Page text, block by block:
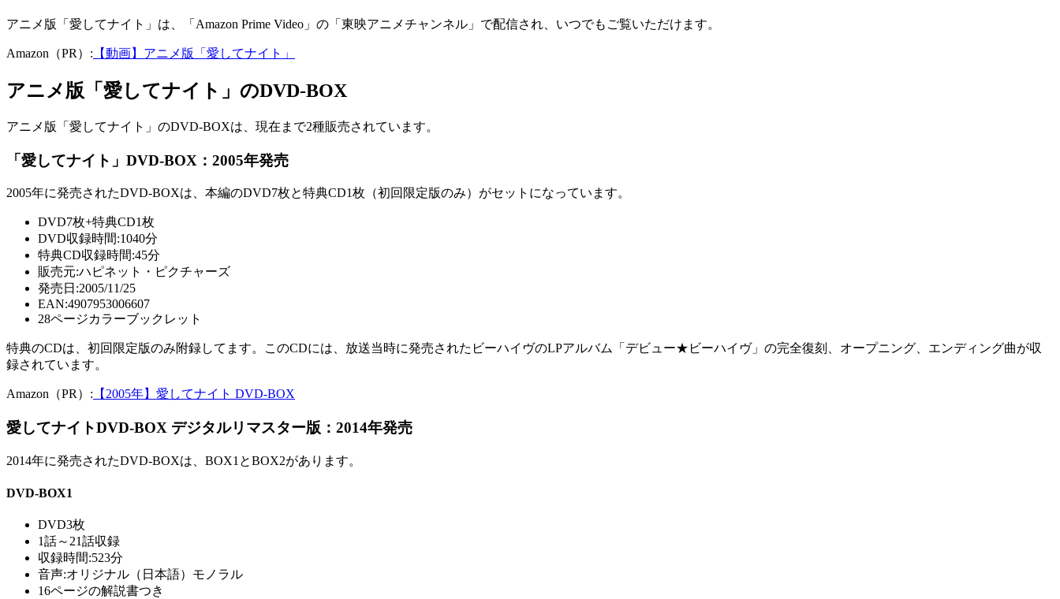
アニメ版「愛してナイト」は、「Amazon Prime Video」の「東映アニメチャンネル」で配信され、いつでもご覧いただけます。
Amazon（PR）: 【動画】アニメ版「愛してナイト」
アニメ版「愛してナイト」のDVD-BOX
アニメ版「愛してナイト」のDVD-BOXは、現在まで2種販売されています。
「愛してナイト」DVD-BOX：2005年発売
2005年に発売されたDVD-BOXは、本編のDVD7枚と特典CD1枚（初回限定版のみ）がセットになっています。
DVD7枚+特典CD1枚
DVD収録時間:1040分
特典CD収録時間:45分
販売元:ハピネット・ピクチャーズ
発売日:2005/11/25
EAN:4907953006607
28ページカラーブックレット
特典のCDは、初回限定版のみ附録してます。このCDには、放送当時に発売されたビーハイヴのLPアルバム「デビュー★ビーハイヴ」の完全復刻、オープニング、エンディング曲が収
録されています。
Amazon（PR）: 【2005年】愛してナイト DVD-BOX
愛してナイトDVD-BOX デジタルリマスター版：2014年発売
2014年に発売されたDVD-BOXは、BOX1とBOX2があります。
DVD-BOX1
DVD3枚
1話～21話収録
収録時間:523分
音声:オリジナル（日本語）モノラル
16ページの解説書つき